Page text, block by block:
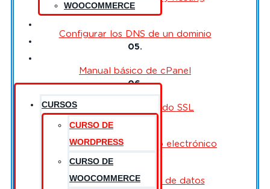
WOOCOMMERCE
CONÓCEME
CURSOS
CURSO DE
WORDPRESS
CURSO DE
WOOCOMMERCE
04.
Configurar los DNS de un dominio
05.
Manual básico de cPanel
06.
Instalar un certificado SSL
Crear cuentas de correo electrónico
Cómo crear una base de datos